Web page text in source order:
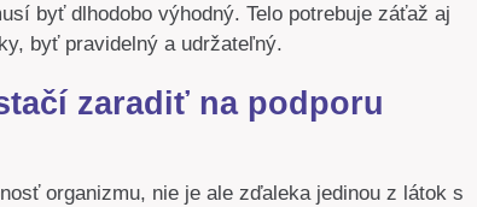
byť dlhodobo výhodný. Telo potrebuje záťaž aj
byť pravidelný a udržateľný.
zaradiť na podporu
organizmu, nie je ale zďaleka jedinou z látok s